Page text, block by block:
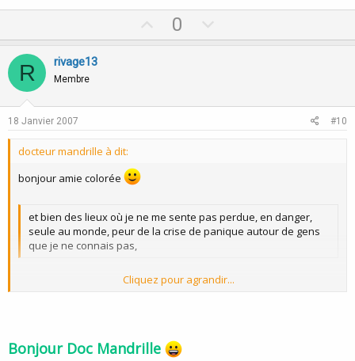
p
0
o
R rivage13
Membre
18 Janvier 2007 #10
docteur mandrille à dit:
bonjour amie colorée
et bien des lieux où je ne me sente pas perdue, en danger,
seule au monde, peur de la crise de panique autour de gens
que je ne connais pas,
tu parles donc de reperes interieurs n'est ce pas?
et toi quel est ton vécu, tu as des liens pour que j'aille voir tes
posts, ou peux-tu me dire pourquoi l'hypnose ne t'inspire pas
Cliquez pour agrandir...
Bonjour Doc Mandrille